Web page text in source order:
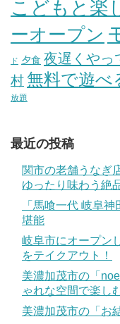
こどもと楽
ーオープン
ド 夕食 夜遅くやっ
村無料で遊べ
放題
最近の投稿
関市の老舗うなぎ
ゆったり味わう絶
「馬喰一代 岐阜
堪能
岐阜市にオープン
をテイクアウト！
美濃加茂市の「
ゃれな空間で楽し
美濃加茂市の「お